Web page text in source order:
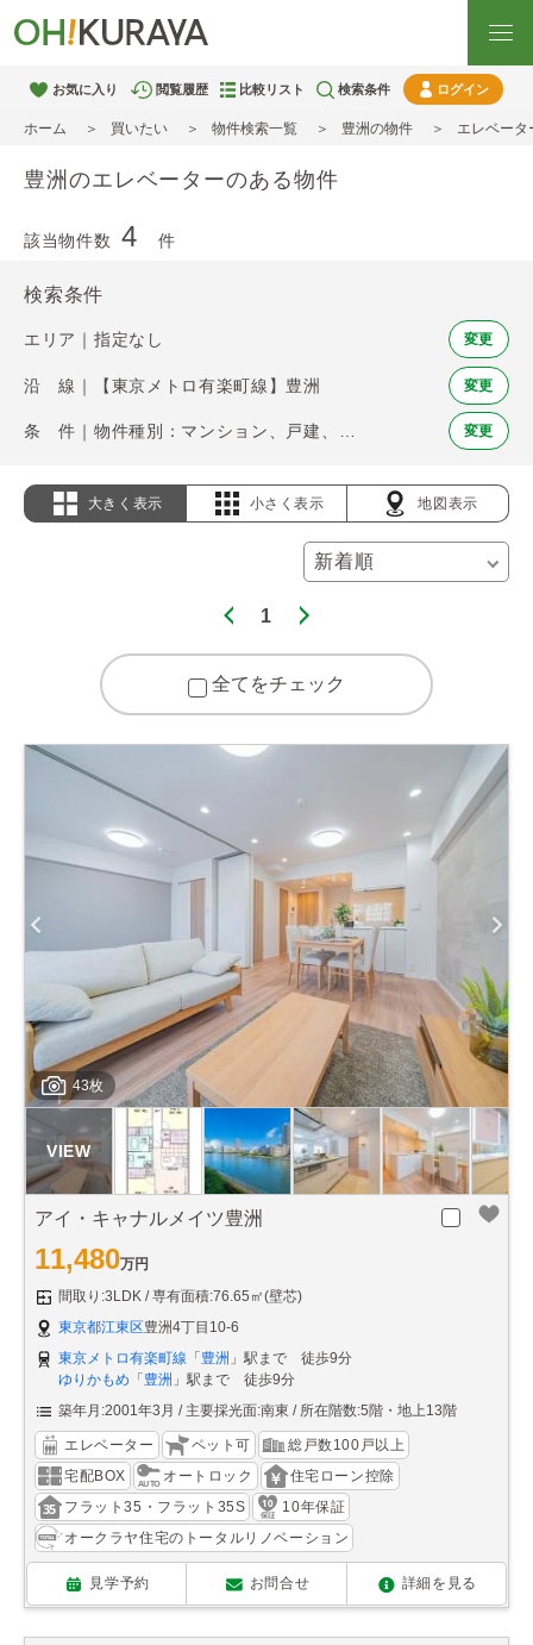
お気に入り 閲覧履歴 比較リスト 検索条件 ログイン
ホーム 買いたい 物件検索一覧 豊洲の物件 エレベータ
豊洲のエレベーターのある物件
該当物件数 4 件
検索条件
エリア｜指定なし 変更
沿 線｜【東京メトロ有楽町線】豊洲 変更
変更
大きく表示 小さく表示 地図表示
1
全てをチェック
43枚
アイ・キャナルメイツ豊洲
11,480万円
間取り:3LDK
専有面積:76.65㎡(壁芯)
東京都江東区豊洲4丁目10-6
東京メトロ有楽町線 「 豊洲 」駅まで 徒歩9分
ゆりかもめ 「 豊洲 」駅まで 徒歩9分
築年月:2001年3月
主要採光面:南東 所在階数:5階・地上13階
エレベーター ペット可
総戸数100戸以上
宅配BOX
オートロック
住宅ローン控除
フラット35・フラット35S
10年保証
オークラヤ住宅のトータルリノベーション
見学予約 お問合せ 詳細を見る